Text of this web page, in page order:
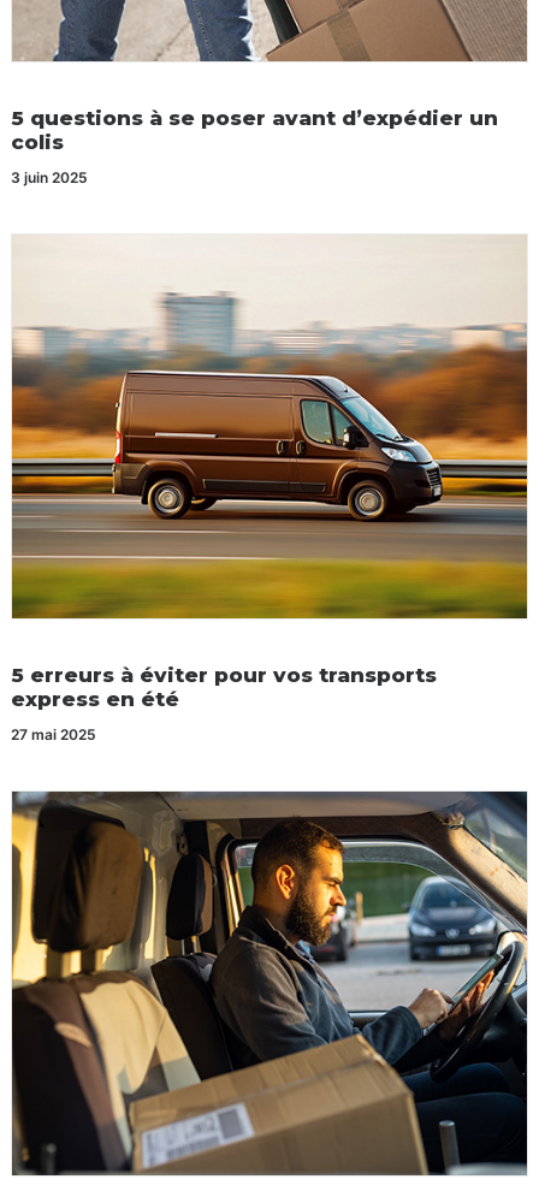
5 questions à se poser avant d’expédier un
colis
3 juin 2025
5 erreurs à éviter pour vos transports
express en été
27 mai 2025